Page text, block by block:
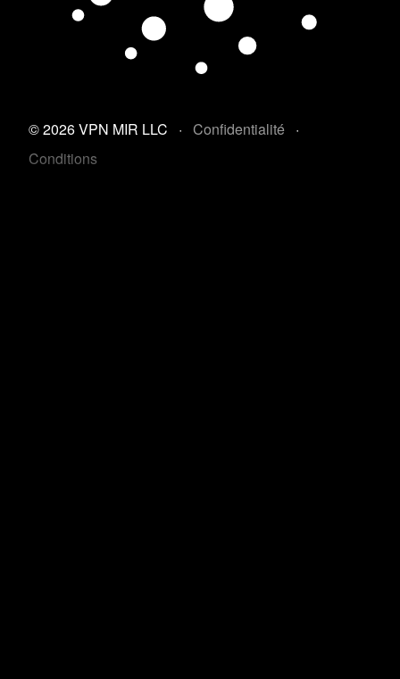
© 2026 VPN MIR LLC · Confidentialité ·
Conditions